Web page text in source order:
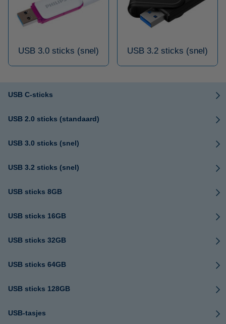
USB 3.0 sticks (snel) USB 3.2 sticks (snel)
USB C-sticks
USB 2.0 sticks (standaard)
USB 3.0 sticks (snel)
USB 3.2 sticks (snel)
USB sticks 8GB
USB sticks 16GB
USB sticks 32GB
USB sticks 64GB
USB sticks 128GB
USB-tasjes